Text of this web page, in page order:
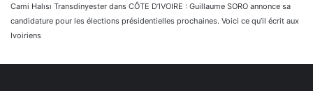
Cami Halısı Transdinyester dans CÔTE D’IVOIRE : Guillaume SORO annonce sa
candidature pour les élections présidentielles prochaines. Voici ce qu’il écrit aux
Ivoiriens